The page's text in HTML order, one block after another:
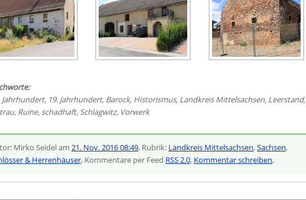
Jahrhundert, 19. Jahrhundert, Barock, Historismus, Landkreis Mittelsachsen, Leerstand,
, Ruine, schadhaft, Schlagwitz, Vorwerk
Mirko Seidel am 21. Nov. 2016 08:49, Rubrik: Landkreis Mittelsachsen,Sachsen,
& Herrenhäuser, Kommentare per Feed RSS 2.0, Kommentar schreiben,